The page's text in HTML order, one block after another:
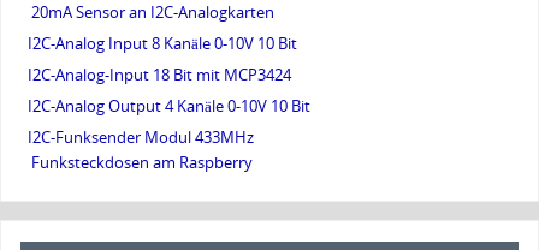
20mA Sensor an I2C-Analogkarten
I2C-Analog Input 8 Kanäle 0-10V 10 Bit
I2C-Analog-Input 18 Bit mit MCP3424
I2C-Analog Output 4 Kanäle 0-10V 10 Bit
I2C-Funksender Modul 433MHz
Funksteckdosen am Raspberry